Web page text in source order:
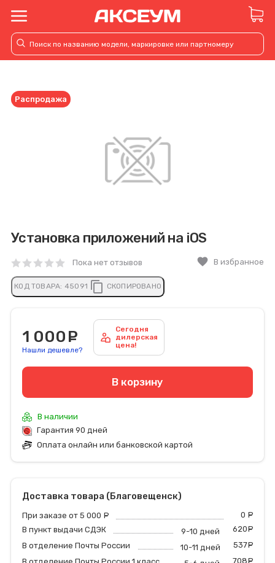
Установка приложений на iOS
Пока нет отзывов favorite В избранное
КОД ТОВАРА: 45091 content_copy СКОПИРОВАНО
Распродажа
1 000 руб.
Нашли дешевле?
Сегодня
дилерская
цена!
В корзину
В наличии
Гарантия 90 дней
Оплата онлайн или банковской картой
Доставка товара (Благовещенск)
При заказе от 5 000 0
В пункт выдачи СДЭК
9-10 дней 620
В отделение Почты России
10-11 дней 537
708